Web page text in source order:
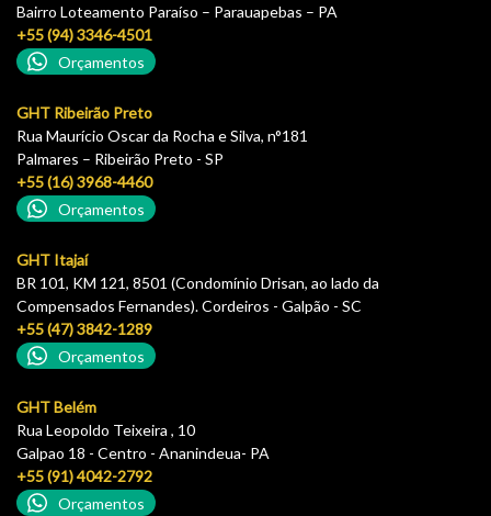
Bairro Loteamento Paraíso – Parauapebas – PA
+55 (94) 3346-4501
Orçamentos
GHT Ribeirão Preto
Rua Maurício Oscar da Rocha e Silva, n°181
Palmares – Ribeirão Preto - SP
+55 (16) 3968-4460
Orçamentos
GHT Itajaí
BR 101, KM 121, 8501 (Condomínio Drisan, ao lado da
Compensados Fernandes). Cordeiros - Galpão - SC
+55 (47) 3842-1289
Orçamentos
GHT Belém
Rua Leopoldo Teixeira , 10
Galpao 18 - Centro - Ananindeua- PA
+55 (91) 4042-2792
Orçamentos